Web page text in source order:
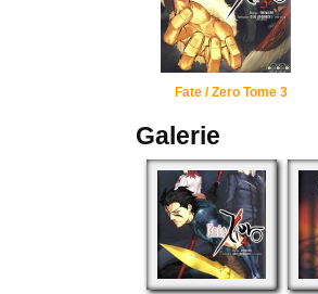
Fate / Zero Tome 3
Galerie